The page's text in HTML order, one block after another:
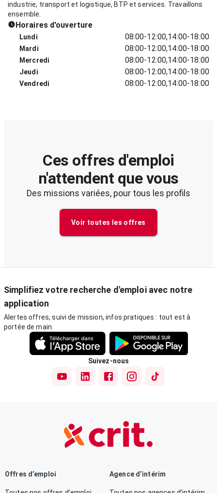
industrie, transport et logistique, BTP et services. Travaillons
ensemble.
Horaires d'ouverture
Lundi 08:00-12:00,14:00-18:00
Mardi 08:00-12:00,14:00-18:00
Mercredi 08:00-12:00,14:00-18:00
Jeudi 08:00-12:00,14:00-18:00
Vendredi 08:00-12:00,14:00-18:00
Ces offres d'emploi
n'attendent que vous
Des missions variées, pour tous les profils
Voir toutes les offres
Simplifiez votre recherche d'emploi avec notre
application
Alertes offres, suivi de mission, infos pratiques : tout est à
portée de main.
Suivez-nous
Offres d’emploi Agence d’intérim